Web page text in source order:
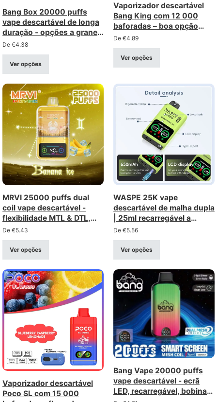
Bang Box 20000 puffs
vape descartável de longa
duração - opções a granel
com grande desconto
De €4.38
Ver opções
Vaporizador descartável
Bang King com 12 000
baforadas – boa opção
com bobina de malha,
compra a granel e por
grosso
De €4.89
Ver opções
MRVI 25000 puffs dual
coil vape descartável -
flexibilidade MTL & DTL,
comprar a granel por
atacado
De €5.43
Ver opções
WASPE 25K vape
descartável de malha dupla
| 25ml recarregável a
granel comprar por
atacado
De €5.56
Ver opções
Vaporizador descartável
Poco SL com 15 000
Bang Vape 20000 puffs
vape descartável - ecrã
LED, recarregável, bobina